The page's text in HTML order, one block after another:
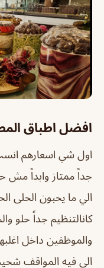
افضل اطباق
اول شي اسعارهم
جداً ممتاز وابداً مش
الي ما يحبون الحلى
كانالتنظيم جداً حلو
والموظفين داخل
الي فيه المواقف